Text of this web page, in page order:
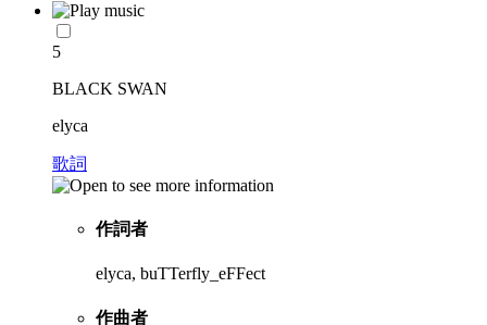
5
BLACK SWAN
elyca
歌詞
作詞者
elyca, buTTerfly_eFFect
作曲者